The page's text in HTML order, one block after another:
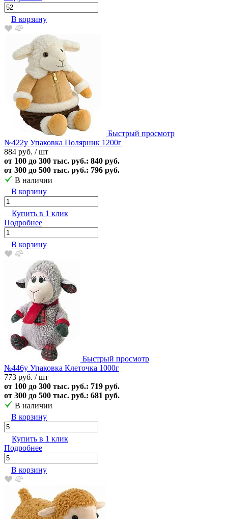
В корзину
Быстрый просмотр
№422у Упаковка Полярник 1200г
884 руб. / шт
от 100 до 300 тыс. руб.: 840 руб.
от 300 до 500 тыс. руб.: 796 руб.
В наличии
В корзину
Купить в 1 клик
Подробнее
В корзину
Быстрый просмотр
№446у Упаковка Клеточка 1000г
773 руб. / шт
от 100 до 300 тыс. руб.: 719 руб.
от 300 до 500 тыс. руб.: 681 руб.
В наличии
В корзину
Купить в 1 клик
Подробнее
В корзину